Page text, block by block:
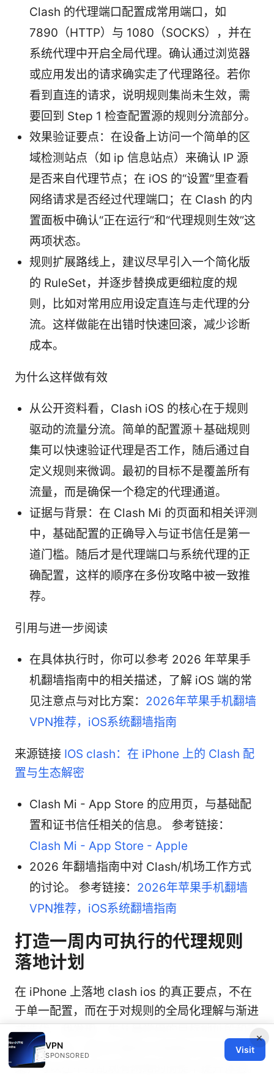
Clash 的代理端口配置成常用端口，如
7890（HTTP）与 1080（SOCKS），并在
系统代理中开启全局代理。确认通过浏览器
或应用发出的请求确实走了代理路径。若你
看到直连的请求，说明规则集尚未生效，需
要回到 Step 1 检查配置源的规则分流部分。
效果验证要点：在设备上访问一个简单的区
域检测站点（如 ip 信息站点）来确认 IP 源
是否来自代理节点；在 iOS 的“设置”里查看
网络请求是否经过代理端口；在 Clash 的内
置面板中确认“正在运行”和“代理规则生效”这
两项状态。
规则扩展路线上，建议尽早引入一个简化版
的 RuleSet，并逐步替换成更细粒度的规
则，比如对常用应用设定直连与走代理的分
流。这样做能在出错时快速回滚，减少诊断
成本。
为什么这样做有效
从公开资料看，Clash iOS 的核心在于规则
驱动的流量分流。简单的配置源＋基础规则
集可以快速验证代理是否工作，随后通过自
定义规则来微调。最初的目标不是覆盖所有
流量，而是确保一个稳定的代理通道。
证据与背景：在 Clash Mi 的页面和相关评测
中，基础配置的正确导入与证书信任是第一
道门槛。随后才是代理端口与系统代理的正
确配置，这样的顺序在多份攻略中被一致推
荐。
引用与进一步阅读
在具体执行时，你可以参考 2026 年苹果手
机翻墙指南中的相关描述，了解 iOS 端的常
见注意点与对比方案： 2026年苹果手机翻墙
VPN推荐，iOS系统翻墙指南
来源链接 IOS clash：在 iPhone 上的 Clash 配
置与生态解密
Clash Mi - App Store 的应用页，与基础配
置和证书信任相关的信息。 参考链接：
Clash Mi - App Store - Apple
2026 年翻墙指南中对 Clash/机场工作方式
的讨论。 参考链接： 2026年苹果手机翻墙
VPN推荐，iOS系统翻墙指南
打造一周内可执行的代理规则
落地计划
在 iPhone 上落地 clash ios 的真正要点，不在
于单一配置，而在于对规则的全局化理解与渐进
式迭代。我发现，先从最常用的目标地址段和直
连策略开始，逐步扩展到分流组和自动化规则
集，可以在不打乱现有网络的前提下提升体验。
×
VPN
SPONSORED
Visit